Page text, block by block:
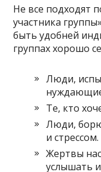
Не все подходят
участника
быть удобней
группах хорошо
Люди,
Те, кто
Люди,
и стрессом.
Жертвы
услышать